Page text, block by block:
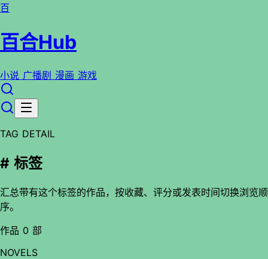
百
百合Hub
小说 广播剧 漫画 游戏
TAG DETAIL
# 标签
汇总带有这个标签的作品，按收藏、评分或发表时间切换浏览顺
序。
作品 0 部
NOVELS